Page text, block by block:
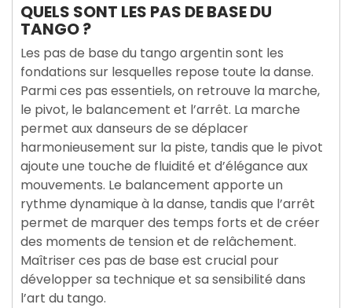
QUELS SONT LES PAS DE BASE DU
TANGO ?
Les pas de base du tango argentin sont les
fondations sur lesquelles repose toute la danse.
Parmi ces pas essentiels, on retrouve la marche,
le pivot, le balancement et l’arrêt. La marche
permet aux danseurs de se déplacer
harmonieusement sur la piste, tandis que le pivot
ajoute une touche de fluidité et d’élégance aux
mouvements. Le balancement apporte un
rythme dynamique à la danse, tandis que l’arrêt
permet de marquer des temps forts et de créer
des moments de tension et de relâchement.
Maîtriser ces pas de base est crucial pour
développer sa technique et sa sensibilité dans
l’art du tango.